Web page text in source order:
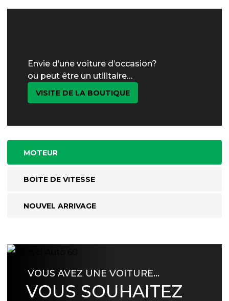
Envie d’une voiture d’occasion?
ou peut être un utilitaire…
VISITE DE LA BOUTIQUE
MOTEUR
BOITE DE VITESSE
NOUVEL ARRIVAGE
VOUS AVEZ UNE VOITURE…
VOUS SOUHAITEZ